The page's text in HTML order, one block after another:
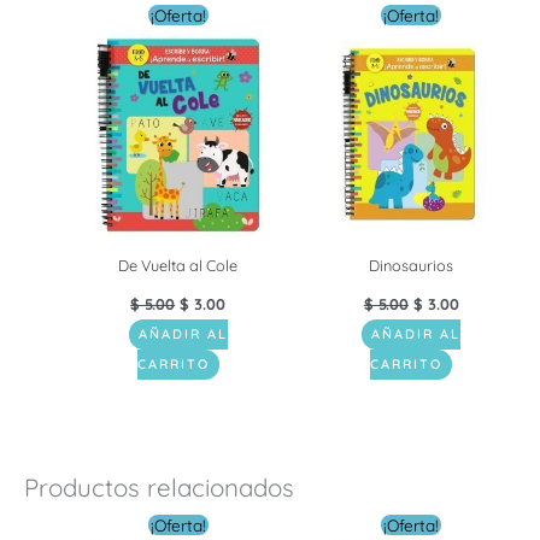
¡Oferta!
De Vuelta al Cole
$5.00
El
precio
original
era:
$ 5.00.
$ 3.00
actual
es:
$ 3.00.
AÑADIR AL
CARRITO
¡Oferta!
Dinosaurios
$5.00
El
precio
original
era:
$ 5.00.
$ 3.00
actual
es:
$ 3.00.
AÑADIR AL
CARRITO
Productos relacionados
¡Oferta!
El
¡Oferta!
El